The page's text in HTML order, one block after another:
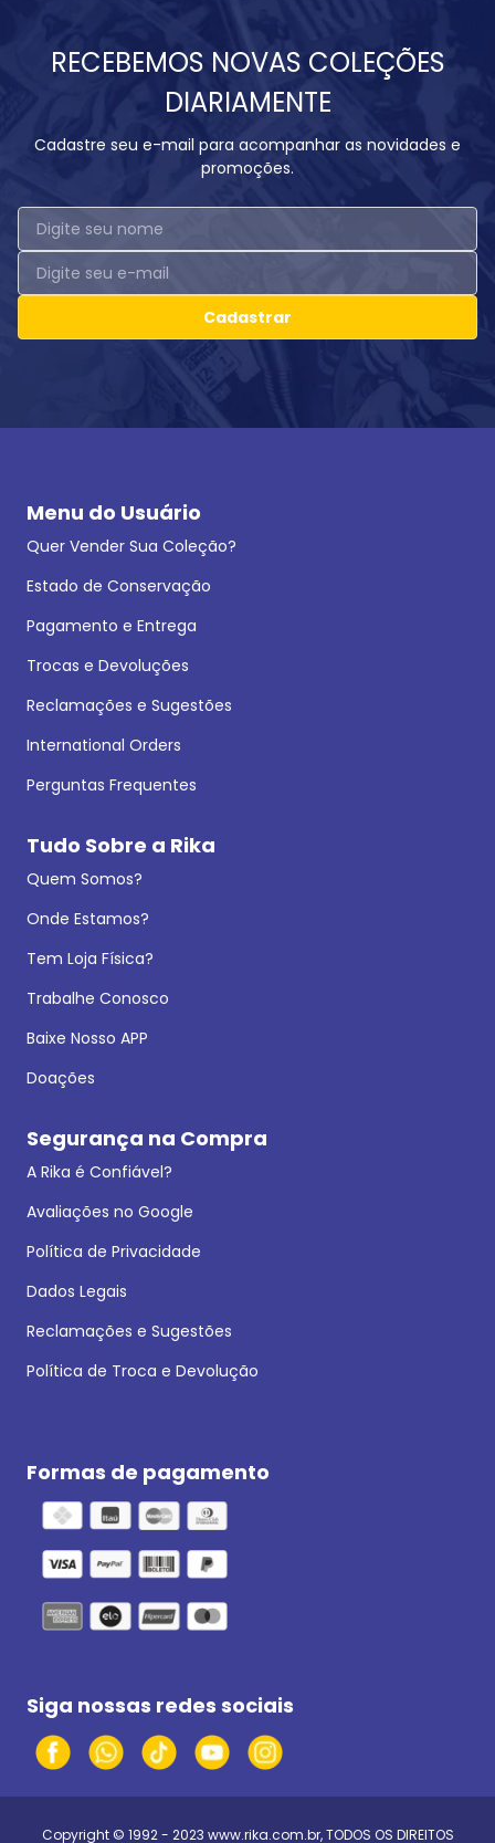
RECEBEMOS NOVAS COLEÇÕES
DIARIAMENTE
Cadastre seu e-mail para acompanhar as novidades e
promoções.
Cadastrar
Menu do Usuário
Quer Vender Sua Coleção?
Estado de Conservação
Pagamento e Entrega
Trocas e Devoluções
Reclamações e Sugestões
International Orders
Perguntas Frequentes
Tudo Sobre a Rika
Quem Somos?
Onde Estamos?
Tem Loja Física?
Trabalhe Conosco
Baixe Nosso APP
Doações
Segurança na Compra
A Rika é Confiável?
Avaliações no Google
Política de Privacidade
Dados Legais
Reclamações e Sugestões
Política de Troca e Devolução
Formas de pagamento
Siga nossas redes sociais
Copyright © 1992 - 2023 www.rika.com.br, TODOS OS DIREITOS